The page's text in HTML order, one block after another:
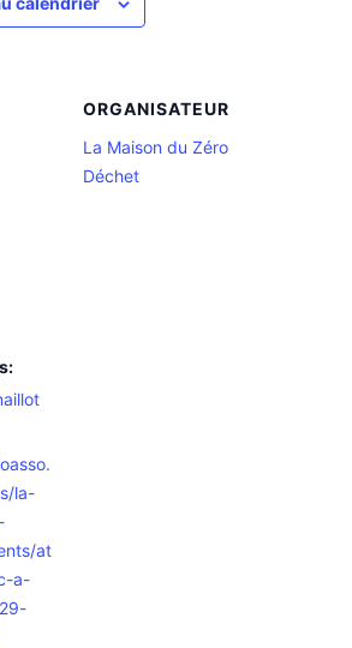
la-
at
a-
ORGANISATEUR
La Maison du Zéro
Déchet